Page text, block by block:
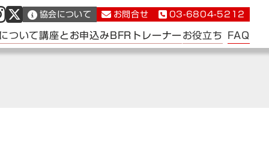
協会について お問合せ 03-6804-5212
ついて講座とお申込みBFRトレーナーお役立ち FAQ